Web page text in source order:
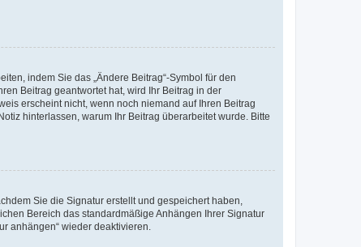
indem Sie das „Ändere Beitrag“-Symbol für den
Beitrag geantwortet hat, wird Ihr Beitrag in der
erscheint nicht, wenn noch niemand auf Ihren Beitrag
hinterlassen, warum Ihr Beitrag überarbeitet wurde. Bitte
Sie die Signatur erstellt und gespeichert haben,
Bereich das standardmäßige Anhängen Ihrer Signatur
anhängen“ wieder deaktivieren.